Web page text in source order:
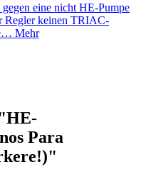
eine nicht HE-Pumpe
Regler keinen TRIAC-
Mehr
Para